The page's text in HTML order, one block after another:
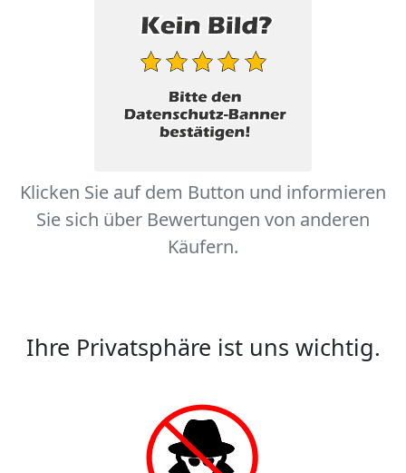
Klicken Sie auf dem Button und informieren
Sie sich über Bewertungen von anderen
Käufern.
Ihre Privatsphäre ist uns wichtig.